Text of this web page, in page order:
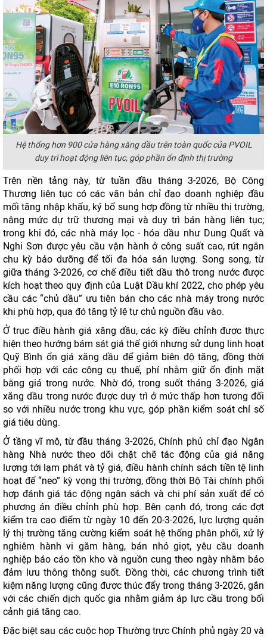
Hệ thống hơn 900 cửa hàng xăng dầu trên toàn quốc của PVOIL
duy trì hoạt động liên tục, góp phần ổn định thị trường
Trên nền tảng này, từ tuần đầu tháng 3-2026, Bộ Công
Thương liên tục có các văn bản chỉ đạo doanh nghiệp đầu
mối tăng nhập khẩu, ký bổ sung hợp đồng từ nhiều thị trường,
nâng mức dự trữ thương mại và duy trì bán hàng liên tục;
trong khi đó, các nhà máy lọc - hóa dầu như Dung Quất và
Nghi Sơn được yêu cầu vận hành ở công suất cao, rút ngắn
chu kỳ bảo dưỡng để tối đa hóa sản lượng. Song song, từ
giữa tháng 3-2026, cơ chế điều tiết dầu thô trong nước được
kích hoạt theo quy định của Luật Dầu khí 2022, cho phép yêu
cầu các “chủ dầu” ưu tiên bán cho các nhà máy trong nước
khi phù hợp, qua đó tăng tỷ lệ tự chủ nguồn đầu vào.
Ở trục điều hành giá xăng dầu, các kỳ điều chỉnh được thực
hiện theo hướng bám sát giá thế giới nhưng sử dụng linh hoạt
Quỹ Bình ổn giá xăng dầu để giảm biên độ tăng, đồng thời
phối hợp với các công cụ thuế, phí nhằm giữ ổn định mặt
bằng giá trong nước. Nhờ đó, trong suốt tháng 3-2026, giá
xăng dầu trong nước được duy trì ở mức thấp hơn tương đối
so với nhiều nước trong khu vực, góp phần kiểm soát chỉ số
giá tiêu dùng.
Ở tầng vĩ mô, từ đầu tháng 3-2026, Chính phủ chỉ đạo Ngân
hàng Nhà nước theo dõi chặt chẽ tác động của giá năng
lượng tới lạm phát và tỷ giá, điều hành chính sách tiền tệ linh
hoạt để “neo” kỳ vọng thị trường, đồng thời Bộ Tài chính phối
hợp đánh giá tác động ngân sách và chi phí sản xuất để có
phương án điều chỉnh phù hợp. Bên cạnh đó, trong các đợt
kiểm tra cao điểm từ ngày 10 đến 20-3-2026, lực lượng quản
lý thị trường tăng cường kiểm soát hệ thống phân phối, xử lý
nghiêm hành vi găm hàng, bán nhỏ giọt, yêu cầu doanh
nghiệp báo cáo tồn kho và nguồn cung theo ngày nhằm bảo
đảm lưu thông thông suốt. Đồng thời, các chương trình tiết
kiệm năng lượng cũng được thúc đẩy trong tháng 3-2026, gắn
với các chiến dịch quốc gia nhằm giảm áp lực cầu trong bối
cảnh giá tăng cao.
Đặc biệt sau các cuộc họp Thường trực Chính phủ ngày 20 và